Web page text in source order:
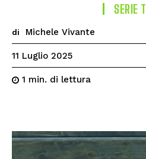
SERIE
di Michele Vivante
11 Luglio 2025
1 min. di lettura